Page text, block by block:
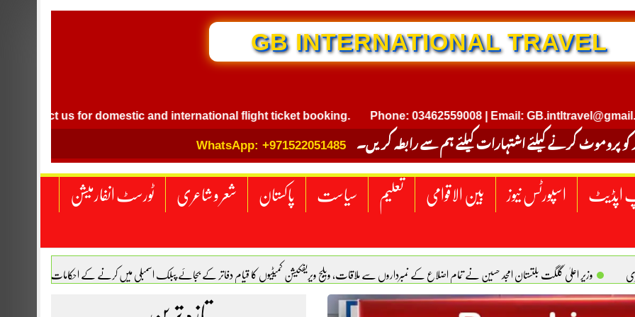
GB INTERNATIONAL TRAVEL
us for domestic and international flight ticket booking. Phone: 03462559008 | Email: GB.intltravel@gmail.com
کو پروموٹ کرنے کیلئے اشتہارات کیلئے ہم سے رابطہ کریں۔ WhatsApp: +971522051485
اپڈیٹ اسپورٹس نیوز بین الاقوامی تعلیم سیاست پاکستان شعر و شاعری ٹورسٹ انفارمیشن
وزیر اعلیٰ گلگت بلتستان امجد حسین نے تمام اضلاع کے نمبرداروں سے ملاقات، ویلج ویریفکیشن کمیٹیوں کا قیام دفاتر کے بجائے پبلک اسمبلی میں کرنے کے احکامات
زنا آسان کیوں؟ بتول فاطمہ ایک ملک پر حملہ تینوں پر حملہ تصور کیا جائیگا، سعودیہ، پاکستان اور ترکیہ کے درمیان دفاعی معاہدہ ہوگیا